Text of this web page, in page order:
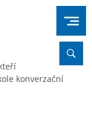
konverzační